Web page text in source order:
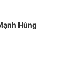
Hùng